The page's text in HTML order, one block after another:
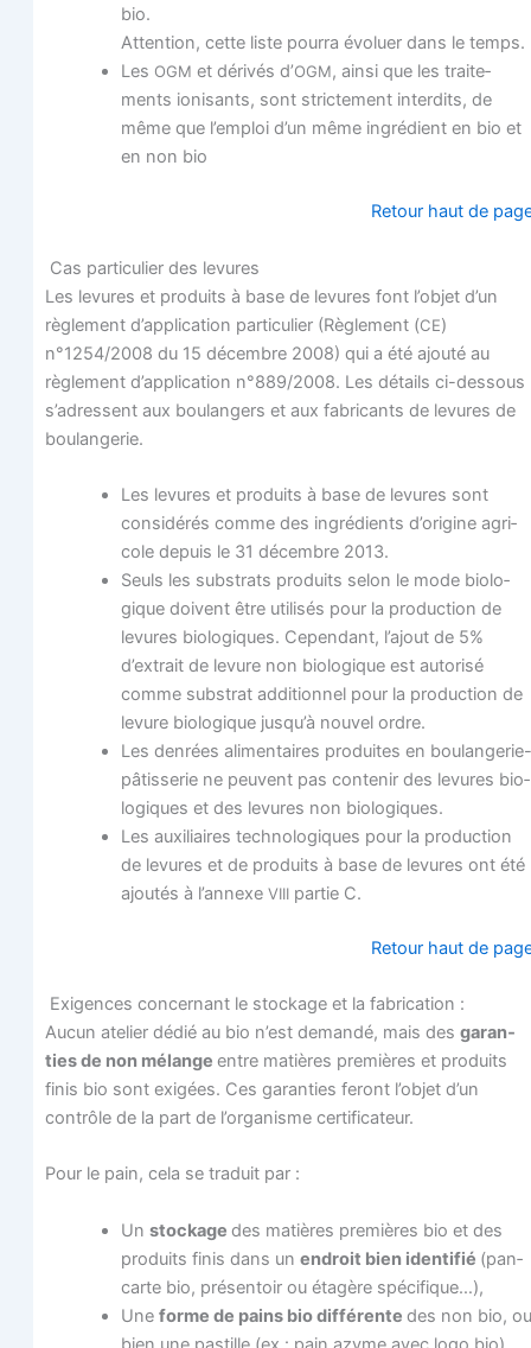
bio.
Atten­tion, cette liste pour­ra évo­luer dans le temps.
Les OGM et déri­vés d’OGM, ain­si que les trai­te­
ments ioni­sants, sont stric­te­ment inter­dits, de
même que l’emploi d’un même ingré­dient en bio et
en non bio
Retour haut de
Cas par­ti­cu­lier des levures
Les levures et pro­duits à base de levures font l’objet d’un
règle­ment d’application par­ti­cu­lier (Règle­ment (CE)
n°1254/2008 du 15 décembre 2008) qui a été ajou­té au
règle­ment d’application n°889/2008. Les détails ci-des­sous
s’adressent aux bou­lan­gers et aux fabri­cants de levures de
boulangerie.
Les levures et pro­duits à base de levures sont
consi­dé­rés comme des ingré­dients d’origine agri­
cole depuis le 31 décembre 2013.
Seuls les sub­strats pro­duits selon le mode bio­lo­
gique doivent être uti­li­sés pour la pro­duc­tion de
levures bio­lo­giques. Cepen­dant, l’ajout de 5%
d’extrait de levure non bio­lo­gique est auto­ri­sé
comme sub­strat addi­tion­nel pour la pro­duc­tion de
levure bio­lo­gique jusqu’à nou­vel ordre.
Les den­rées ali­men­taires pro­duites en bou­lan­ge­rie-
pâtis­se­rie ne peuvent pas conte­nir des levures bio­
lo­giques et des levures non biologiques.
Les auxi­liaires tech­no­lo­giques pour la pro­duc­tion
de levures et de pro­duits à base de levures ont été
ajou­tés à l’annexe VIIIpar­tie C.
Retour haut de
Exi­gences concer­nant le sto­ckage et la fabrication :
Aucun ate­lier dédié au bio n’est deman­dé, mais des garan­
ties de non mélange entre matières pre­mières et pro­duits
finis bio sont exi­gées. Ces garan­ties feront l’objet d’un
contrôle de la part de l’organisme certificateur.
Pour le pain, cela se tra­duit par :
Un sto­ckage des matières pre­mières bio et des
pro­duits finis dans un endroit bien iden­ti­fié (pan­
carte bio, pré­sen­toir ou éta­gère spécifique…),
Une forme de pains bio dif­fé­rente des non bio, ou